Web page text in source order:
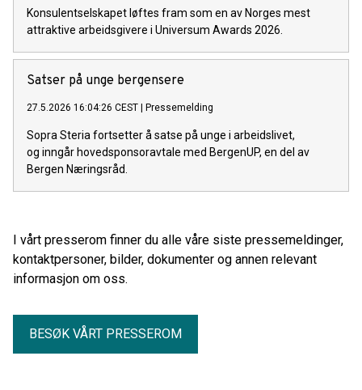
Konsulentselskapet løftes fram som en av Norges mest
attraktive arbeidsgivere i Universum Awards 2026.
Satser på unge bergensere
27.5.2026 16:04:26 CEST Pressemelding
Sopra Steria fortsetter å satse på unge i arbeidslivet,
og inngår hovedsponsoravtale med BergenUP, en del av
Bergen Næringsråd.
I vårt presserom finner du alle våre siste pressemeldinger,
kontaktpersoner, bilder, dokumenter og annen relevant
informasjon om oss.
BESØK VÅRT PRESSEROM